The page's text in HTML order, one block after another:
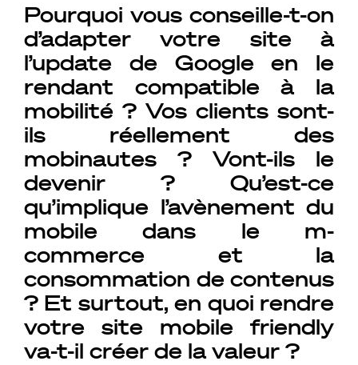
Pourquoi vous conseille-t-on
d’adapter votre site à
l’update de Google en le
rendant compatible à la
mobilité ? Vos clients sont-
ils réellement des
mobinautes ? Vont-ils le
devenir ? Qu’est-ce
qu’implique l’avènement du
mobile dans le m-
commerce et la
consommation de contenus
? Et surtout, en quoi rendre
votre site mobile friendly
va-t-il créer de la valeur ?